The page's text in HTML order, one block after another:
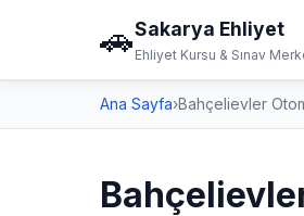
🚗Sakarya Ehliyet
Ehliyet Kursu & Sınav
Ana Sayfa›Bahçelievler